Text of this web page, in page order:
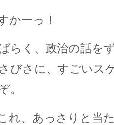
ーっ！
らく、政治の話を
びさに、すごいス
。
れ、あっさりと当